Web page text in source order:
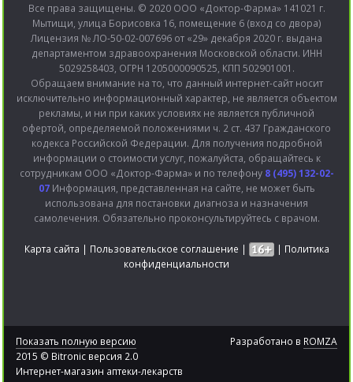
Все права защищены. © 2020 ООО «Доктор-Фарма» 141021 г.
Мытищи, улица Борисовка 16, помещение 6 (вход со двора)
Лицензия № ЛО-50-02-007696 от «29» декабря 2020 г. выдана
департаментом здравоохранения Московской области. ИНН
5029258403, ОГРН 1205000090525, КПП 502901001.
Обращаем внимание на то, что данный интернет-сайт носит
исключительно информационный характер, не является объектом
рекламы, и ни при каких условиях не является публичной
офертой, определяемой положениями ч. 2 ст. 437 Гражданского
кодекса Российской Федерации. Для получения подробной
информации о стоимости услуг, пожалуйста, обращайтесь к
сотрудникам ООО «Доктор-Фарма» и по телефону 8 (495) 132-02-
07Информация, представленная на сайте, не может быть
использована для постановки диагноза и назначения
самолечения. Обязательно проконсультируйтесь с врачом.
Карта сайта | Пользовательское соглашение | | Политика
конфиденциальности
Показать полную версию
2015 © Bitronic версия 2.0
Интернет-магазин аптеки-лекарств
Разработано в ROMZA